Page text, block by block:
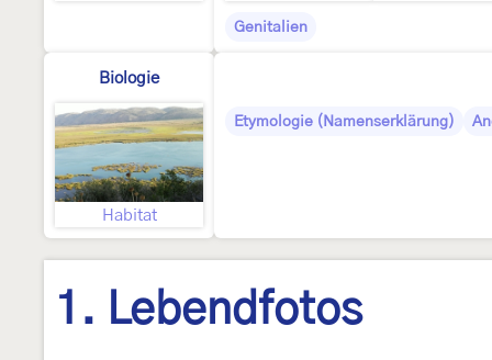
Genitalien
Biologie
Habitat
Etymologie (Namenserklärung)
1. Lebendfotos